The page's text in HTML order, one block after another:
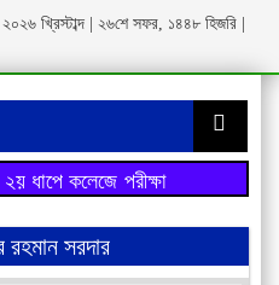
খ্রিস্টাব্দ | ২৬শে সফর, ১৪৪৮ হিজরি |
ধাপে কলেজে পরীক্ষা চলছে
সরদার